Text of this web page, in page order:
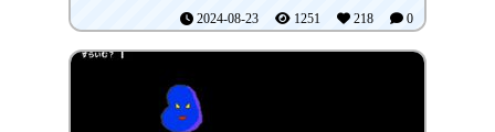
2024-08-23 1251 218 0